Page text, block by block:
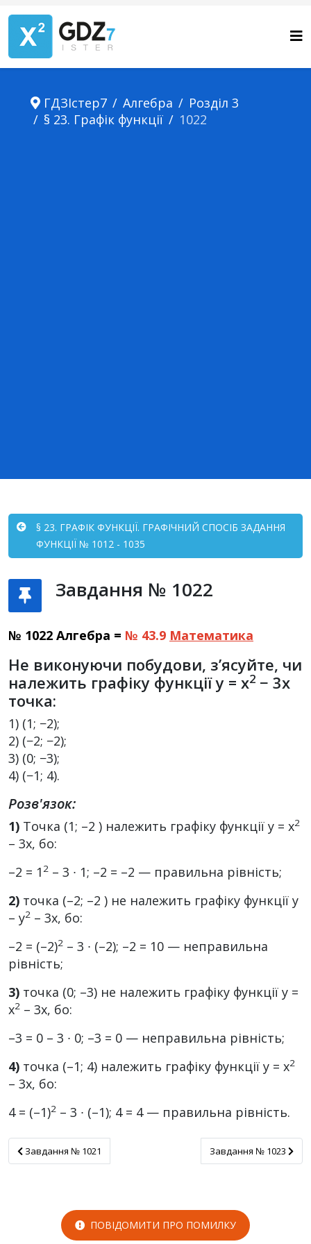
ГДЗІстер7 Алгебра
Розділ 3
§ 23. Графік функції
1022
§ 23. ГРАФІК ФУНКЦІЇ. ГРАФІЧНИЙ СПОСІБ ЗАДАННЯ
ФУНКЦІЇ № 1012 - 1035
Завдання № 1022
№ 1022 Алгебра = № 43.9 Математика
Не виконуючи побудови, з’ясуйте, чи
належить графіку функції y = x2 − 3x
точка:
1) (1; −2);
2) (−2; −2);
3) (0; −3);
4) (−1; 4).
Розв'язок:
1) Точка (1; –2 ) належить графіку функції у = x2
– 3х, бо:
–2 = 12 – 3 ∙ 1; –2 = –2 — правильна рівність;
2) точка (–2; –2 ) не належить графіку функції у
– у2 – 3х, бо:
–2 = (–2)2 – 3 ∙ (–2); –2 = 10 — неправильна
рівність;
3) точка (0; –3) не належить графіку функції у =
x2 – 3х, бо:
–3 = 0 – 3 ∙ 0; –3 = 0 — неправильна рівність;
4) точка (–1; 4) належить графіку функції у = х2
– 3х, бо:
4 = (–1)2 – 3 ∙ (–1); 4 = 4 — правильна рівність.
Завдання № 1021
Завдання № 1021 Завдання № 1023
Завдання № 1023
ПОВІДОМИТИ ПРО ПОМИЛКУ